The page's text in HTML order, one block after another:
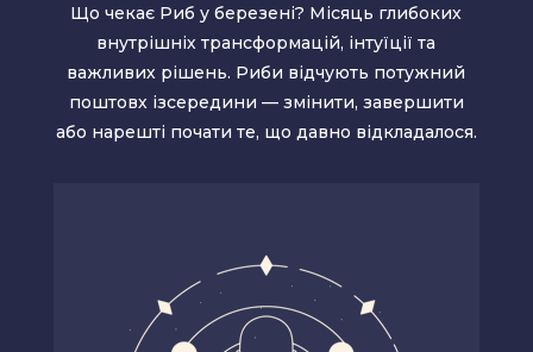
Що чекає Риб уберезені? Місяць глибоких
внутрішніх трансформацій, інтуїції та
важливих рішень. Риби відчують потужний
поштовх ізсередини — змінити, завершити
або нарешті почати те, що давно відкладалося.